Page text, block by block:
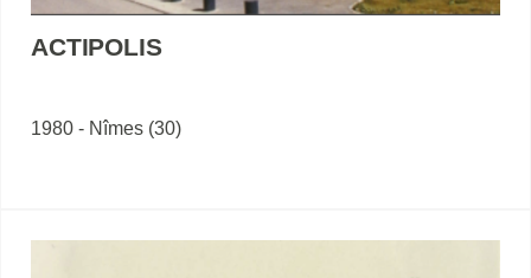
ACTIPOLIS
1980 - Nîmes (30)